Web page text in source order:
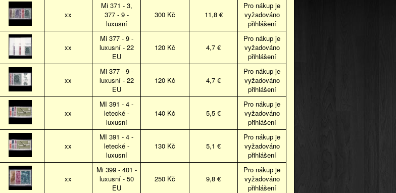
xx
Mi 371 - 3,
377 - 9 -
luxusní
300 Kč 11,8 €
Pro nákup je
vyžadováno
přihlášení
xx
Mi 377 - 9 -
luxusní - 22
EU
120 Kč 4,7 €
Pro nákup je
vyžadováno
přihlášení
xx
Mi 377 - 9 -
luxusní - 22
EU
120 Kč 4,7 €
Pro nákup je
vyžadováno
přihlášení
xx
MI 391 - 4 -
letecké -
luxusní
140 Kč 5,5 €
Pro nákup je
vyžadováno
přihlášení
xx
MI 391 - 4 -
letecké -
luxusní
130 Kč 5,1 €
Pro nákup je
vyžadováno
přihlášení
xx
Mi 399 - 401 -
luxusní - 50
EU
250 Kč 9,8 €
Pro nákup je
vyžadováno
přihlášení